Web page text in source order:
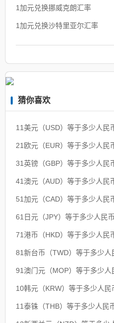
1加元兑换挪威克朗汇率
1加元兑换沙特里亚尔汇率
猜你喜欢
11美元（USD）等于多少人民
21欧元（EUR）等于多少人民
31英镑（GBP）等于多少人民
41澳元（AUD）等于多少人民
51加元（CAD）等于多少人民
61日元（JPY）等于多少人民
71港币（HKD）等于多少人民
81新台币（TWD）等于多少人
91澳门元（MOP）等于多少人
10韩元（KRW）等于多少人民
11泰铢（THB）等于多少人民